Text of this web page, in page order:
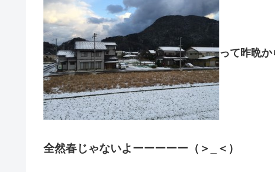
って昨晩か
全然春じゃないよーーーーー（＞_＜）